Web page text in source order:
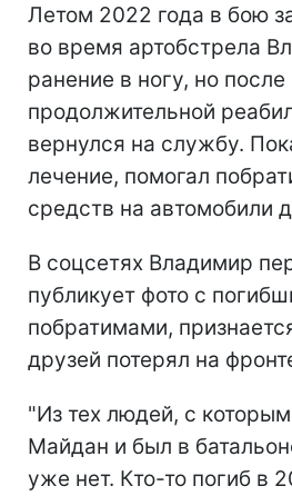
Летом 2022 года в бою
во время артобстрела
ранение в ногу, но после
продолжительной
вернулся на службу.
лечение, помогал
средств на автомобили
В соцсетях Владимир
публикует фото с
побратимами,
друзей потерял на
"Из тех людей, с
Майдан и был в
уже нет. Кто-то погиб в